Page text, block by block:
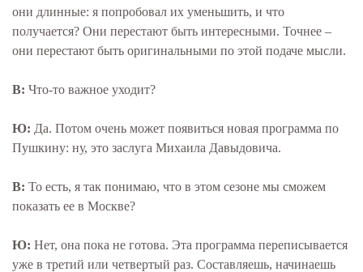
они длинные: я попробовал их уменьшить, и что
получается? Они перестают быть интересными. Точнее –
они перестают быть оригинальными по этой подаче мысли.
В: Что-то важное уходит?
Ю: Да. Потом очень может появиться новая программа по
Пушкину: ну, это заслуга Михаила Давыдовича.
В: То есть, я так понимаю, что в этом сезоне мы сможем
показать ее в Москве?
Ю: Нет, она пока не готова. Эта программа переписывается
уже в третий или четвертый раз. Составляешь, начинаешь